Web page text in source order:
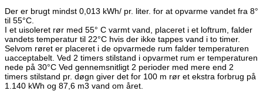
Der er brugt mindst 0,013 kWh/ pr. liter. for at opvarme vandet fra 8°
til 55°C.
I et uisoleret rør med 55° C varmt vand, placeret i et loftrum, falder
vandets temperatur til 22°C hvis der ikke tappes vand i to timer.
Selvom røret er placeret i de opvarmede rum falder temperaturen
uacceptabelt. Ved 2 timers stilstand i opvarmet rum er temperaturen
nede på 30°C Ved gennemsnitligt 2 perioder med mere end 2
timers stilstand pr. døgn giver det for 100 m rør et ekstra forbrug på
1.140 kWh og 87,6 m3 vand om året.